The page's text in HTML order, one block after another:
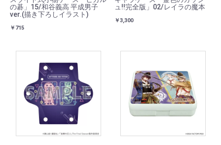
の碁」15/和谷義高 平成男子
ver.(描き下ろしイラスト)
￥715
ュ!!完全版」02/レイラの魔本
￥3,300